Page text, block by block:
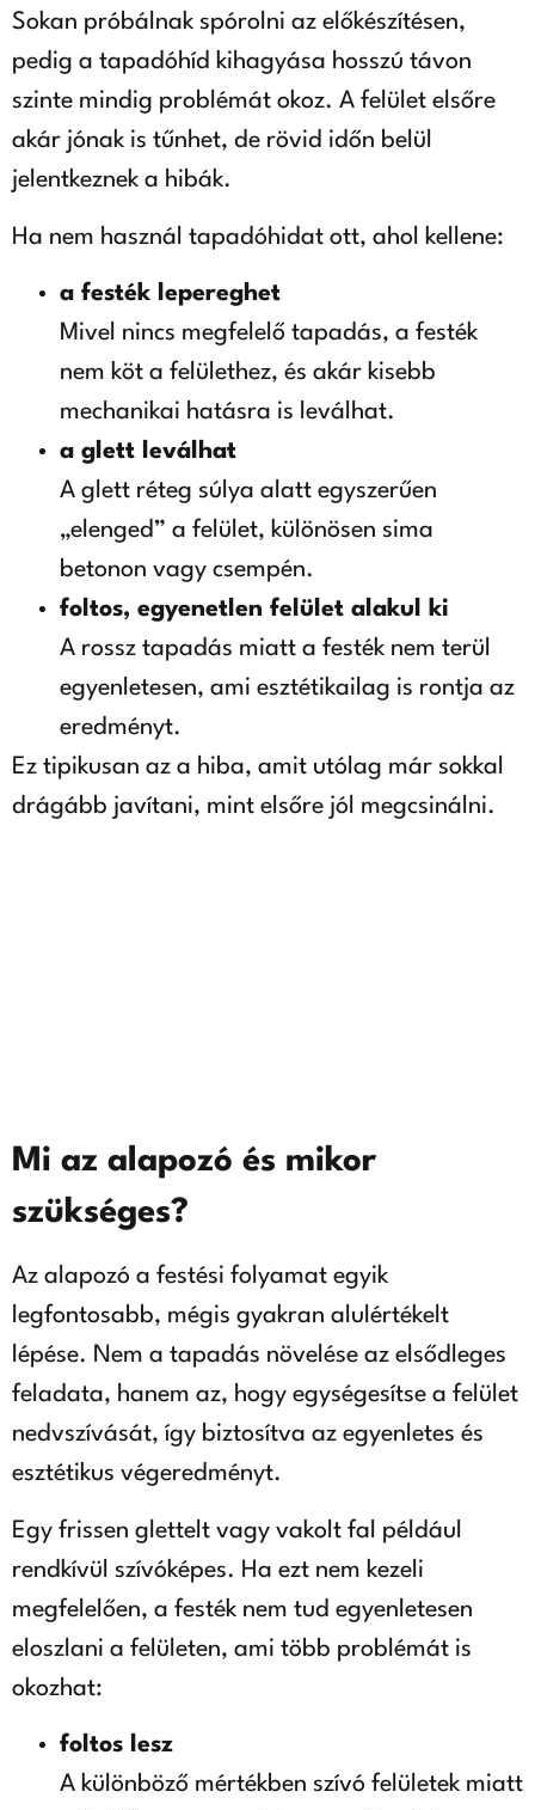
Sokan próbálnak spórolni az előkészítésen,
pedig a tapadóhíd kihagyása hosszú távon
szinte mindig problémát okoz. A felület elsőre
akár jónak is tűnhet, de rövid időn belül
jelentkeznek a hibák.
Ha nem használ tapadóhidat ott, ahol kellene:
a festék lepereghet
Mivel nincs megfelelő tapadás, a festék
nem köt a felülethez, és akár kisebb
mechanikai hatásra is leválhat.
a glett leválhat
A glett réteg súlya alatt egyszerűen
„elenged” a felület, különösen sima
betonon vagy csempén.
foltos, egyenetlen felület alakul ki
A rossz tapadás miatt a festék nem terül
egyenletesen, ami esztétikailag is rontja az
eredményt.
Ez tipikusan az a hiba, amit utólag már sokkal
drágább javítani, mint elsőre jól megcsinálni.
Mi az alapozó és mikor
szükséges?
Az alapozó a festési folyamat egyik
legfontosabb, mégis gyakran alulértékelt
lépése. Nem a tapadás növelése az elsődleges
feladata, hanem az, hogy egységesítse a felület
nedvszívását, így biztosítva az egyenletes és
esztétikus végeredményt.
Egy frissen glettelt vagy vakolt fal például
rendkívül szívóképes. Ha ezt nem kezeli
megfelelően, a festék nem tud egyenletesen
eloszlani a felületen, ami több problémát is
okozhat:
foltos lesz
A különböző mértékben szívó felületek miatt